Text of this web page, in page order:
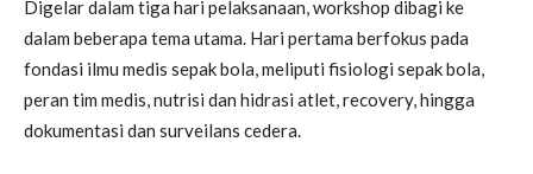
Digelar dalam tiga hari pelaksanaan, workshop dibagi ke
dalam beberapa tema utama. Hari pertama berfokus pada
fondasi ilmu medis sepak bola, meliputi fisiologi sepak bola,
peran tim medis, nutrisi dan hidrasi atlet, recovery, hingga
dokumentasi dan surveilans cedera.